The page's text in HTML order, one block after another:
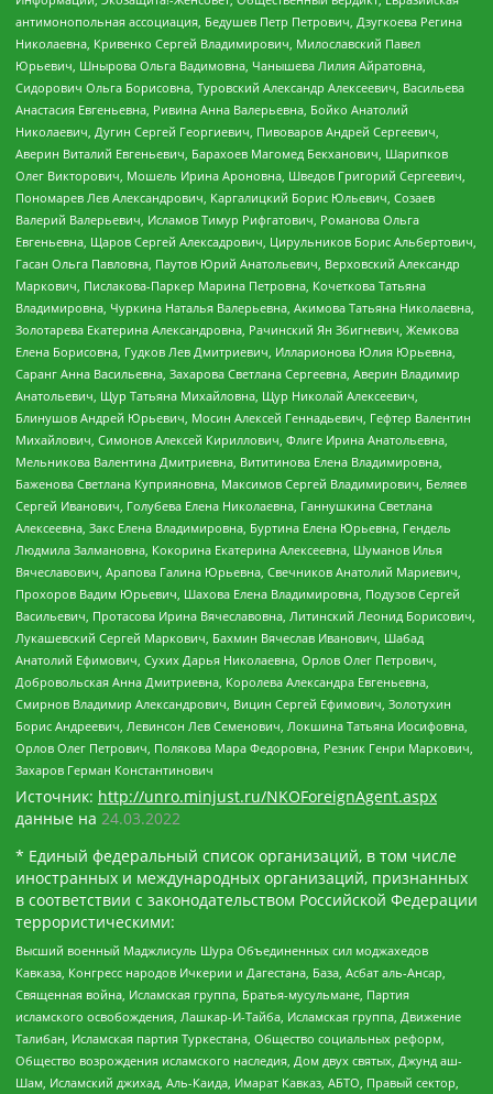
антимонопольная ассоциация, Бедушев Петр Петрович, Дзугкоева Регина
Николаевна, Кривенко Сергей Владимирович, Милославский Павел
Юрьевич, Шнырова Ольга Вадимовна, Чанышева Лилия Айратовна,
Сидорович Ольга Борисовна, Туровский Александр Алексеевич, Васильева
Анастасия Евгеньевна, Ривина Анна Валерьевна, Бойко Анатолий
Николаевич, Дугин Сергей Георгиевич, Пивоваров Андрей Сергеевич,
Аверин Виталий Евгеньевич, Барахоев Магомед Бекханович, Шарипков
Олег Викторович, Мошель Ирина Ароновна, Шведов Григорий Сергеевич,
Пономарев Лев Александрович, Каргалицкий Борис Юльевич, Созаев
Валерий Валерьевич, Исламов Тимур Рифгатович, Романова Ольга
Евгеньевна, Щаров Сергей Алексадрович, Цирульников Борис Альбертович,
Гасан Ольга Павловна, Паутов Юрий Анатольевич, Верховский Александр
Маркович, Пислакова-Паркер Марина Петровна, Кочеткова Татьяна
Владимировна, Чуркина Наталья Валерьевна, Акимова Татьяна Николаевна,
Золотарева Екатерина Александровна, Рачинский Ян Збигневич, Жемкова
Елена Борисовна, Гудков Лев Дмитриевич, Илларионова Юлия Юрьевна,
Саранг Анна Васильевна, Захарова Светлана Сергеевна, Аверин Владимир
Анатольевич, Щур Татьяна Михайловна, Щур Николай Алексеевич,
Блинушов Андрей Юрьевич, Мосин Алексей Геннадьевич, Гефтер Валентин
Михайлович, Симонов Алексей Кириллович, Флиге Ирина Анатольевна,
Мельникова Валентина Дмитриевна, Вититинова Елена Владимировна,
Баженова Светлана Куприяновна, Максимов Сергей Владимирович, Беляев
Сергей Иванович, Голубева Елена Николаевна, Ганнушкина Светлана
Алексеевна, Закс Елена Владимировна, Буртина Елена Юрьевна, Гендель
Людмила Залмановна, Кокорина Екатерина Алексеевна, Шуманов Илья
Вячеславович, Арапова Галина Юрьевна, Свечников Анатолий Мариевич,
Прохоров Вадим Юрьевич, Шахова Елена Владимировна, Подузов Сергей
Васильевич, Протасова Ирина Вячеславовна, Литинский Леонид Борисович,
Лукашевский Сергей Маркович, Бахмин Вячеслав Иванович, Шабад
Анатолий Ефимович, Сухих Дарья Николаевна, Орлов Олег Петрович,
Добровольская Анна Дмитриевна, Королева Александра Евгеньевна,
Смирнов Владимир Александрович, Вицин Сергей Ефимович, Золотухин
Борис Андреевич, Левинсон Лев Семенович, Локшина Татьяна Иосифовна,
Орлов Олег Петрович, Полякова Мара Федоровна, Резник Генри Маркович,
Захаров Герман Константинович
Источник: http://unro.minjust.ru/NKOForeignAgent.aspx
данные на 24.03.2022
* Единый федеральный список организаций, в том числе
иностранных и международных организаций, признанных
в соответствии с законодательством Российской Федерации
террористическими:
Высший военный Маджлисуль Шура Объединенных сил моджахедов
Кавказа, Конгресс народов Ичкерии и Дагестана, База, Асбат аль-Ансар,
Священная война, Исламская группа, Братья-мусульмане, Партия
исламского освобождения, Лашкар-И-Тайба, Исламская группа, Движение
Талибан, Исламская партия Туркестана, Общество социальных реформ,
Общество возрождения исламского наследия, Дом двух святых, Джунд аш-
Шам, Исламский джихад, Аль-Каида, Имарат Кавказ, АБТО, Правый сектор,